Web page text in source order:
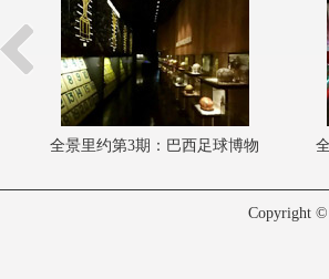
全景里约第3期：巴西足球博物
Copyright ©